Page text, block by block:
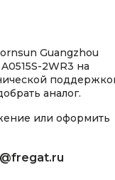
Guangzhou
2WR3 на
аналог.
или оформить